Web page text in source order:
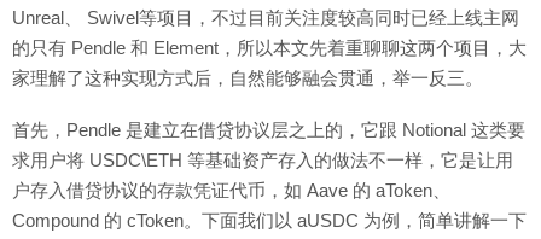
Unreal、 Swivel等项目，不过目前关注度较高同时已经上线主网
的只有 Pendle 和 Element，所以本文先着重聊聊这两个项目，大
家理解了这种实现方式后，自然能够融会贯通，举一反三。
首先，Pendle 是建立在借贷协议层之上的，它跟 Notional 这类要
求用户将 USDC\ETH 等基础资产存入的做法不一样，它是让用
户存入借贷协议的存款凭证代币，如 Aave 的 aToken、
Compound 的 cToken。下面我们以 aUSDC 为例，简单讲解一下